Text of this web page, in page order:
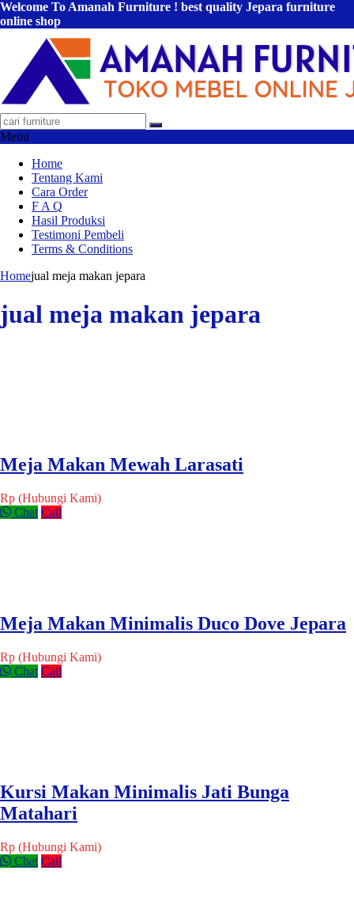
Welcome To Amanah Furniture ! best quality Jepara furniture
online shop
Menu
Home
Tentang Kami
Cara Order
F A Q
Hasil Produksi
Testimoni Pembeli
Terms & Conditions
Homejual meja makan jepara
jual meja makan jepara
Meja Makan Mewah Larasati
Rp (Hubungi Kami)
Chat Call
Meja Makan Minimalis Duco Dove Jepara
Rp (Hubungi Kami)
Chat Call
Kursi Makan Minimalis Jati Bunga
Matahari
Rp (Hubungi Kami)
Chat Call